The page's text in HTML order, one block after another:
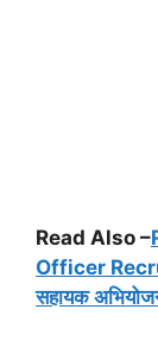
Read Also –
Officer
सहायक